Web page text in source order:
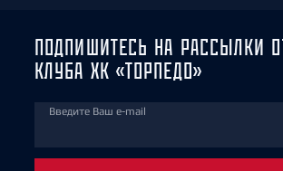
ПОДПИШИТЕСЬ НА РАССЫЛКИ
КЛУБА ХК «ТОРПЕДО»
Введите Ваш e-mail